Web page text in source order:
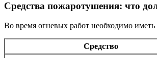
Средства пожаротушения: что
Во время огневых работ необходимо
Средство